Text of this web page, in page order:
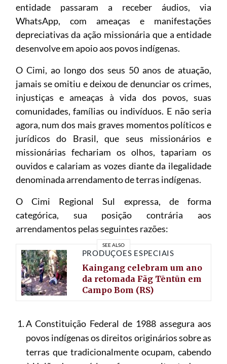
entidade passaram a receber áudios, via
WhatsApp, com ameaças e manifestações
depreciativas da ação missionária que a entidade
desenvolve em apoio aos povos indígenas.
O Cimi, ao longo dos seus 50 anos de atuação,
jamais se omitiu e deixou de denunciar os crimes,
injustiças e ameaças à vida dos povos, suas
comunidades, famílias ou indivíduos. E não seria
agora, num dos mais graves momentos políticos e
jurídicos do Brasil, que seus missionários e
missionárias fechariam os olhos, tapariam os
ouvidos e calariam as vozes diante da ilegalidade
denominada arrendamento de terras indígenas.
O Cimi Regional Sul expressa, de forma
categórica, sua posição contrária aos
arrendamentos pelas seguintes razões:
SEE ALSO
PRODUÇÕES ESPECIAIS
Kaingang celebram um ano
da retomada Fãg Tēntūn em
Campo Bom (RS)
A Constituição Federal de 1988 assegura aos
povos indígenas os direitos originários sobre as
terras que tradicionalmente ocupam, cabendo